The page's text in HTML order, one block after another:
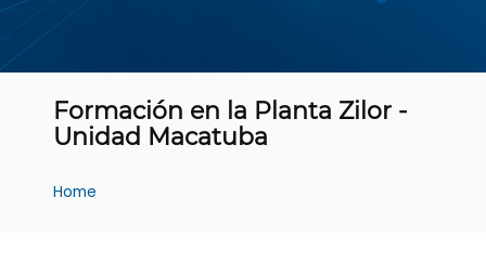
Formación en la Planta Zilor -
Unidad Macatuba
Home